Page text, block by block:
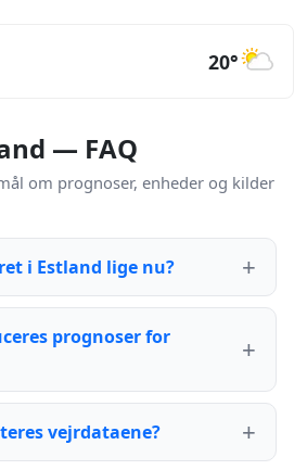
20°
— FAQ
om prognoser, enheder og kilder
i Estland lige nu?
prognoser for
vejrdataene?